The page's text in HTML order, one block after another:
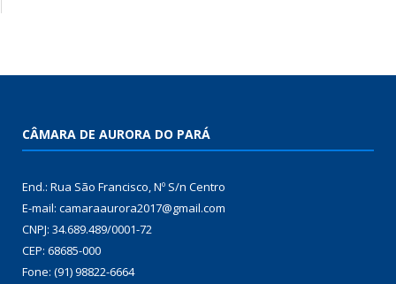
CÂMARA DE AURORA DO PARÁ
End.: Rua São Francisco, Nº S/n Centro
E-mail: camaraaurora2017@gmail.com
CNPJ: 34.689.489/0001-72
CEP: 68685-000
Fone: (91) 98822-6664